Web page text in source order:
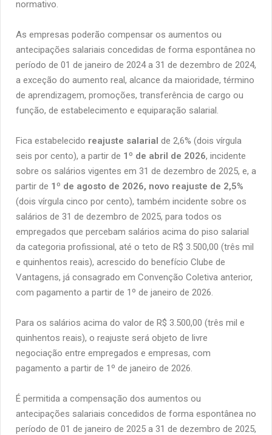
normativo.
As empresas poderão compensar os aumentos ou
antecipações salariais concedidas de forma espontânea no
período de 01 de janeiro de 2024 a 31 de dezembro de 2024,
a exceção do aumento real, alcance da maioridade, término
de aprendizagem, promoções, transferência de cargo ou
função, de estabelecimento e equiparação salarial.
Fica estabelecido reajuste salarial de 2,6% (dois vírgula
seis por cento), a partir de 1º de abril de 2026, incidente
sobre os salários vigentes em 31 de dezembro de 2025, e, a
partir de 1º de agosto de 2026, novo reajuste de 2,5%
(dois vírgula cinco por cento), também incidente sobre os
salários de 31 de dezembro de 2025, para todos os
empregados que percebam salários acima do piso salarial
da categoria profissional, até o teto de R$ 3.500,00 (três mil
e quinhentos reais), acrescido do benefício Clube de
Vantagens, já consagrado em Convenção Coletiva anterior,
com pagamento a partir de 1º de janeiro de 2026.
Para os salários acima do valor de R$ 3.500,00 (três mil e
quinhentos reais), o reajuste será objeto de livre
negociação entre empregados e empresas, com
pagamento a partir de 1º de janeiro de 2026.
É permitida a compensação dos aumentos ou
antecipações salariais concedidos de forma espontânea no
período de 01 de janeiro de 2025 a 31 de dezembro de 2025,